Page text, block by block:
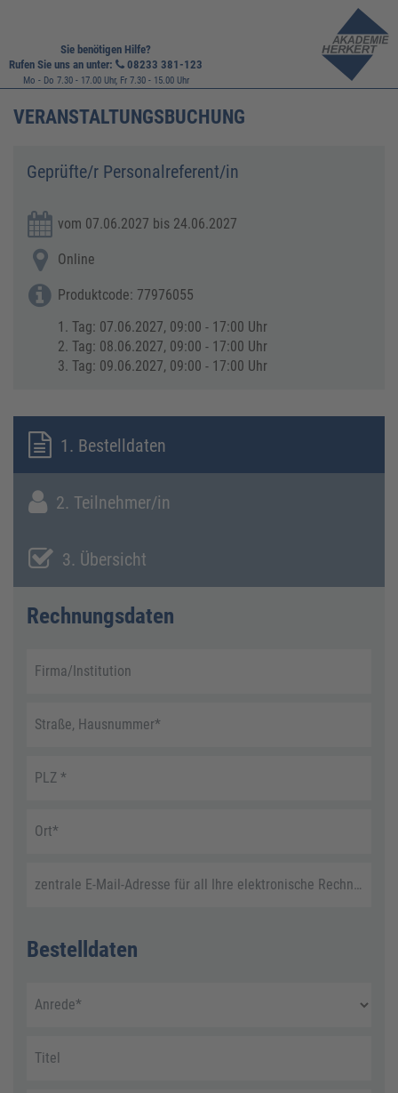
Sie benötigen Hilfe?
Rufen Sie uns an unter:
08233 381-123
Mo - Do 7.30 - 17.00 Uhr, Fr 7.30 - 15.00 Uhr
VERANSTALTUNGSBUCHUNG
Geprüfte/r Personalreferent/in
vom 07.06.2027 bis 24.06.2027
Online
Produktcode: 77976055
1. Tag: 07.06.2027, 09:00 - 17:00 Uhr
2. Tag: 08.06.2027, 09:00 - 17:00 Uhr
3. Tag: 09.06.2027, 09:00 - 17:00 Uhr
1. Bestelldaten
2. Teilnehmer/in
3. Übersicht
Rechnungsdaten
Firma/Institution
Straße, Hausnummer*
PLZ *
Ort*
zentrale E-Mail-Adresse für all Ihre elektronische Rechnungen
Bestelldaten
Anrede*
Titel